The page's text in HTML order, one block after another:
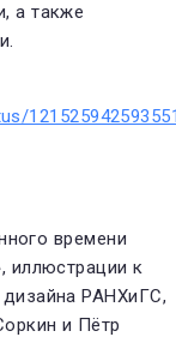
а также
времени
иллюстрации к
РАНХиГС,
и Пётр